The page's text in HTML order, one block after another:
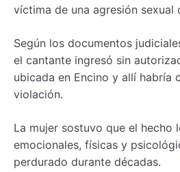
víctima de una agresión sexual
Según los documentos
el cantante ingresó sin
ubicada en Encino y allí habría
violación.
La mujer sostuvo que el hecho
emocionales, físicas y
perdurado durante décadas.